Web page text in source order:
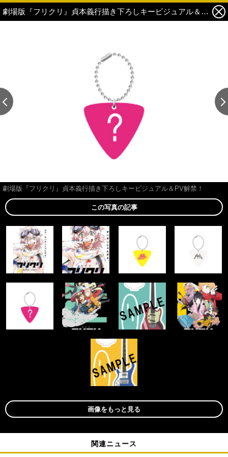
劇場版『フリクリ』貞本義行描き下ろしキービジュアル＆PV解禁！ 5枚目の写真・画像
劇場版『フリクリ』貞本義行描き下ろしキービジュアル＆PV解禁！
この写真の記事
画像をもっと見る
関連ニュース